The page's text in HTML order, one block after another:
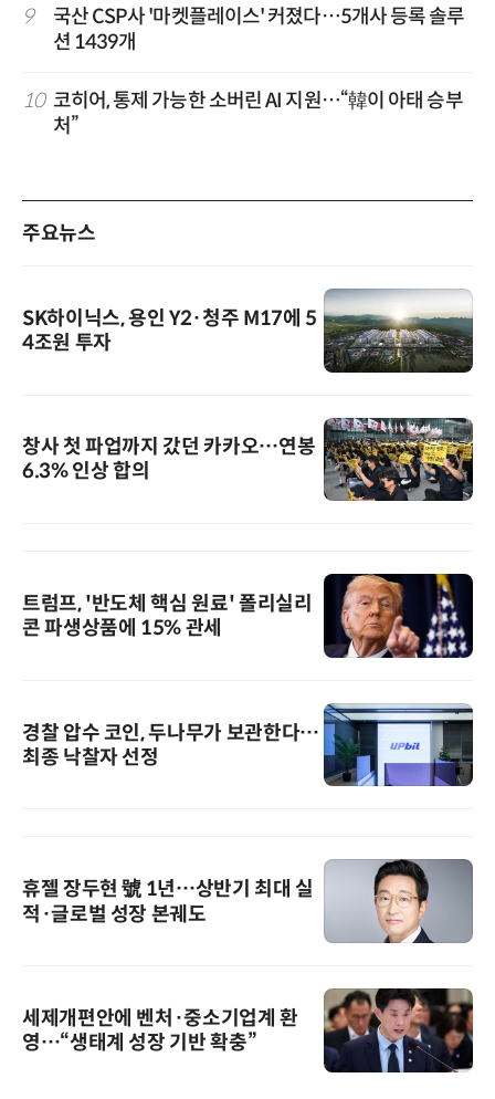
9
국산 CSP사 '마켓플레이스' 커졌다…5개사 등록 솔루
션 1439개
10 코히어, 통제 가능한 소버린 AI 지원…“韓이 아태 승부
처”
주요뉴스
SK하이닉스, 용인 Y2·청주 M17에 5
4조원 투자
창사 첫 파업까지 갔던 카카오…연봉
6.3% 인상 합의
트럼프, '반도체 핵심 원료' 폴리실리
콘 파생상품에 15% 관세
경찰 압수 코인, 두나무가 보관한다…
최종 낙찰자 선정
휴젤 장두현 號 1년…상반기 최대 실
적·글로벌 성장 본궤도
세제개편안에 벤처·중소기업계 환
영…“생태계 성장 기반 확충”